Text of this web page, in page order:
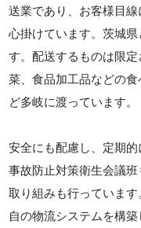
送業であり、お客様目
心掛けています。茨城
す。配送するものは限
菜、食品加工品などの
ど多岐に渡っています。
安全にも配慮し、定期
事故防止対策衛生会議
取り組みも行っていま
自の物流システムを構